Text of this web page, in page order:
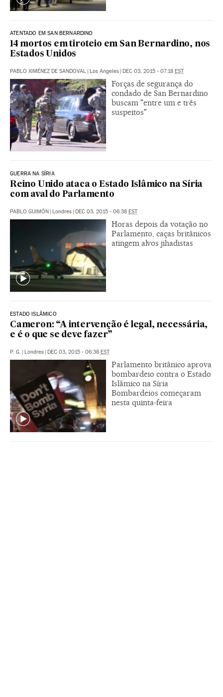
ATENTADO EM SAN BERNARDINO
14 mortos em tiroteio em San Bernardino, nos
Estados Unidos
PABLO XIMÉNEZ DE SANDOVAL | Los Angeles | DEC 03, 2015 - 07:18 EST
Forças de segurança do
condado de San Bernardino
buscam "entre um e três
suspeitos"
GUERRA NA SÍRIA
Reino Unido ataca o Estado Islâmico na Síria
com aval do Parlamento
PABLO GUIMÓN | Londres | DEC 03, 2015 - 06:38 EST
Horas depois da votação no
Parlamento, caças britânicos
atingem alvos jihadistas
ESTADO ISLÂMICO
Cameron: “A intervenção é legal, necessária,
e é o que se deve fazer”
P. G. | Londres | DEC 03, 2015 - 06:38 EST
Parlamento britânico aprova
bombardeio contra o Estado
Islâmico na Síria
Bombardeios começaram
nesta quinta-feira